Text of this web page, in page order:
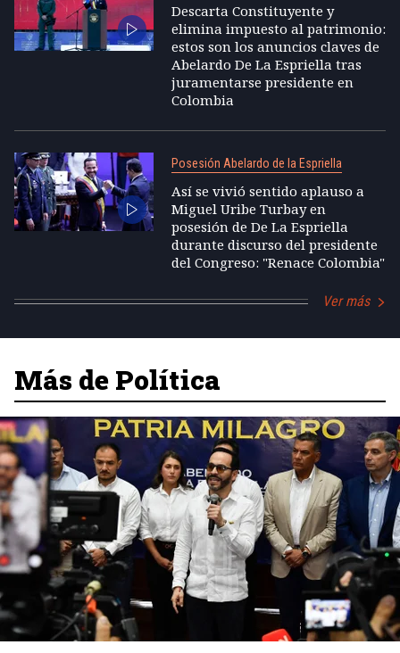
Descarta Constituyente y
elimina impuesto al patrimonio:
estos son los anuncios claves de
Abelardo De La Espriella tras
juramentarse presidente en
Colombia
Posesión Abelardo de la Espriella
Así se vivió sentido aplauso a
Miguel Uribe Turbay en
posesión de De La Espriella
durante discurso del presidente
del Congreso: "Renace Colombia"
Ver más
Más de Política